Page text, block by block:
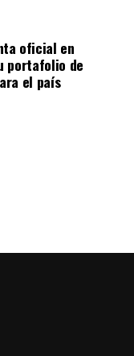
mecánica
oficial en
portafolio de
el país